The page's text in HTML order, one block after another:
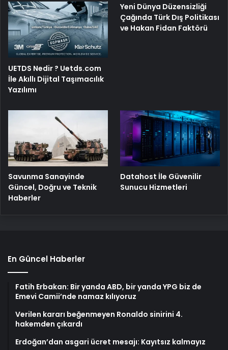
UETDS Nedir ? Uetds.com
İle Akıllı Dijital Taşımacılık
Yazılımı
Yeni Dünya Düzensizliği
Çağında Türk Dış Politikası
ve Hakan Fidan Faktörü
Savunma Sanayinde
Güncel, Doğru ve Teknik
Haberler
Datahost İle Güvenilir
Sunucu Hizmetleri
En Güncel Haberler
Fatih Erbakan: Bir yanda ABD, bir yanda YPG biz de
Emevi Camii’nde namaz kılıyoruz
Verilen kararı beğenmeyen Ronaldo sinirini 4.
hakemden çıkardı
Erdoğan’dan asgari ücret mesajı: Kayıtsız kalmayız